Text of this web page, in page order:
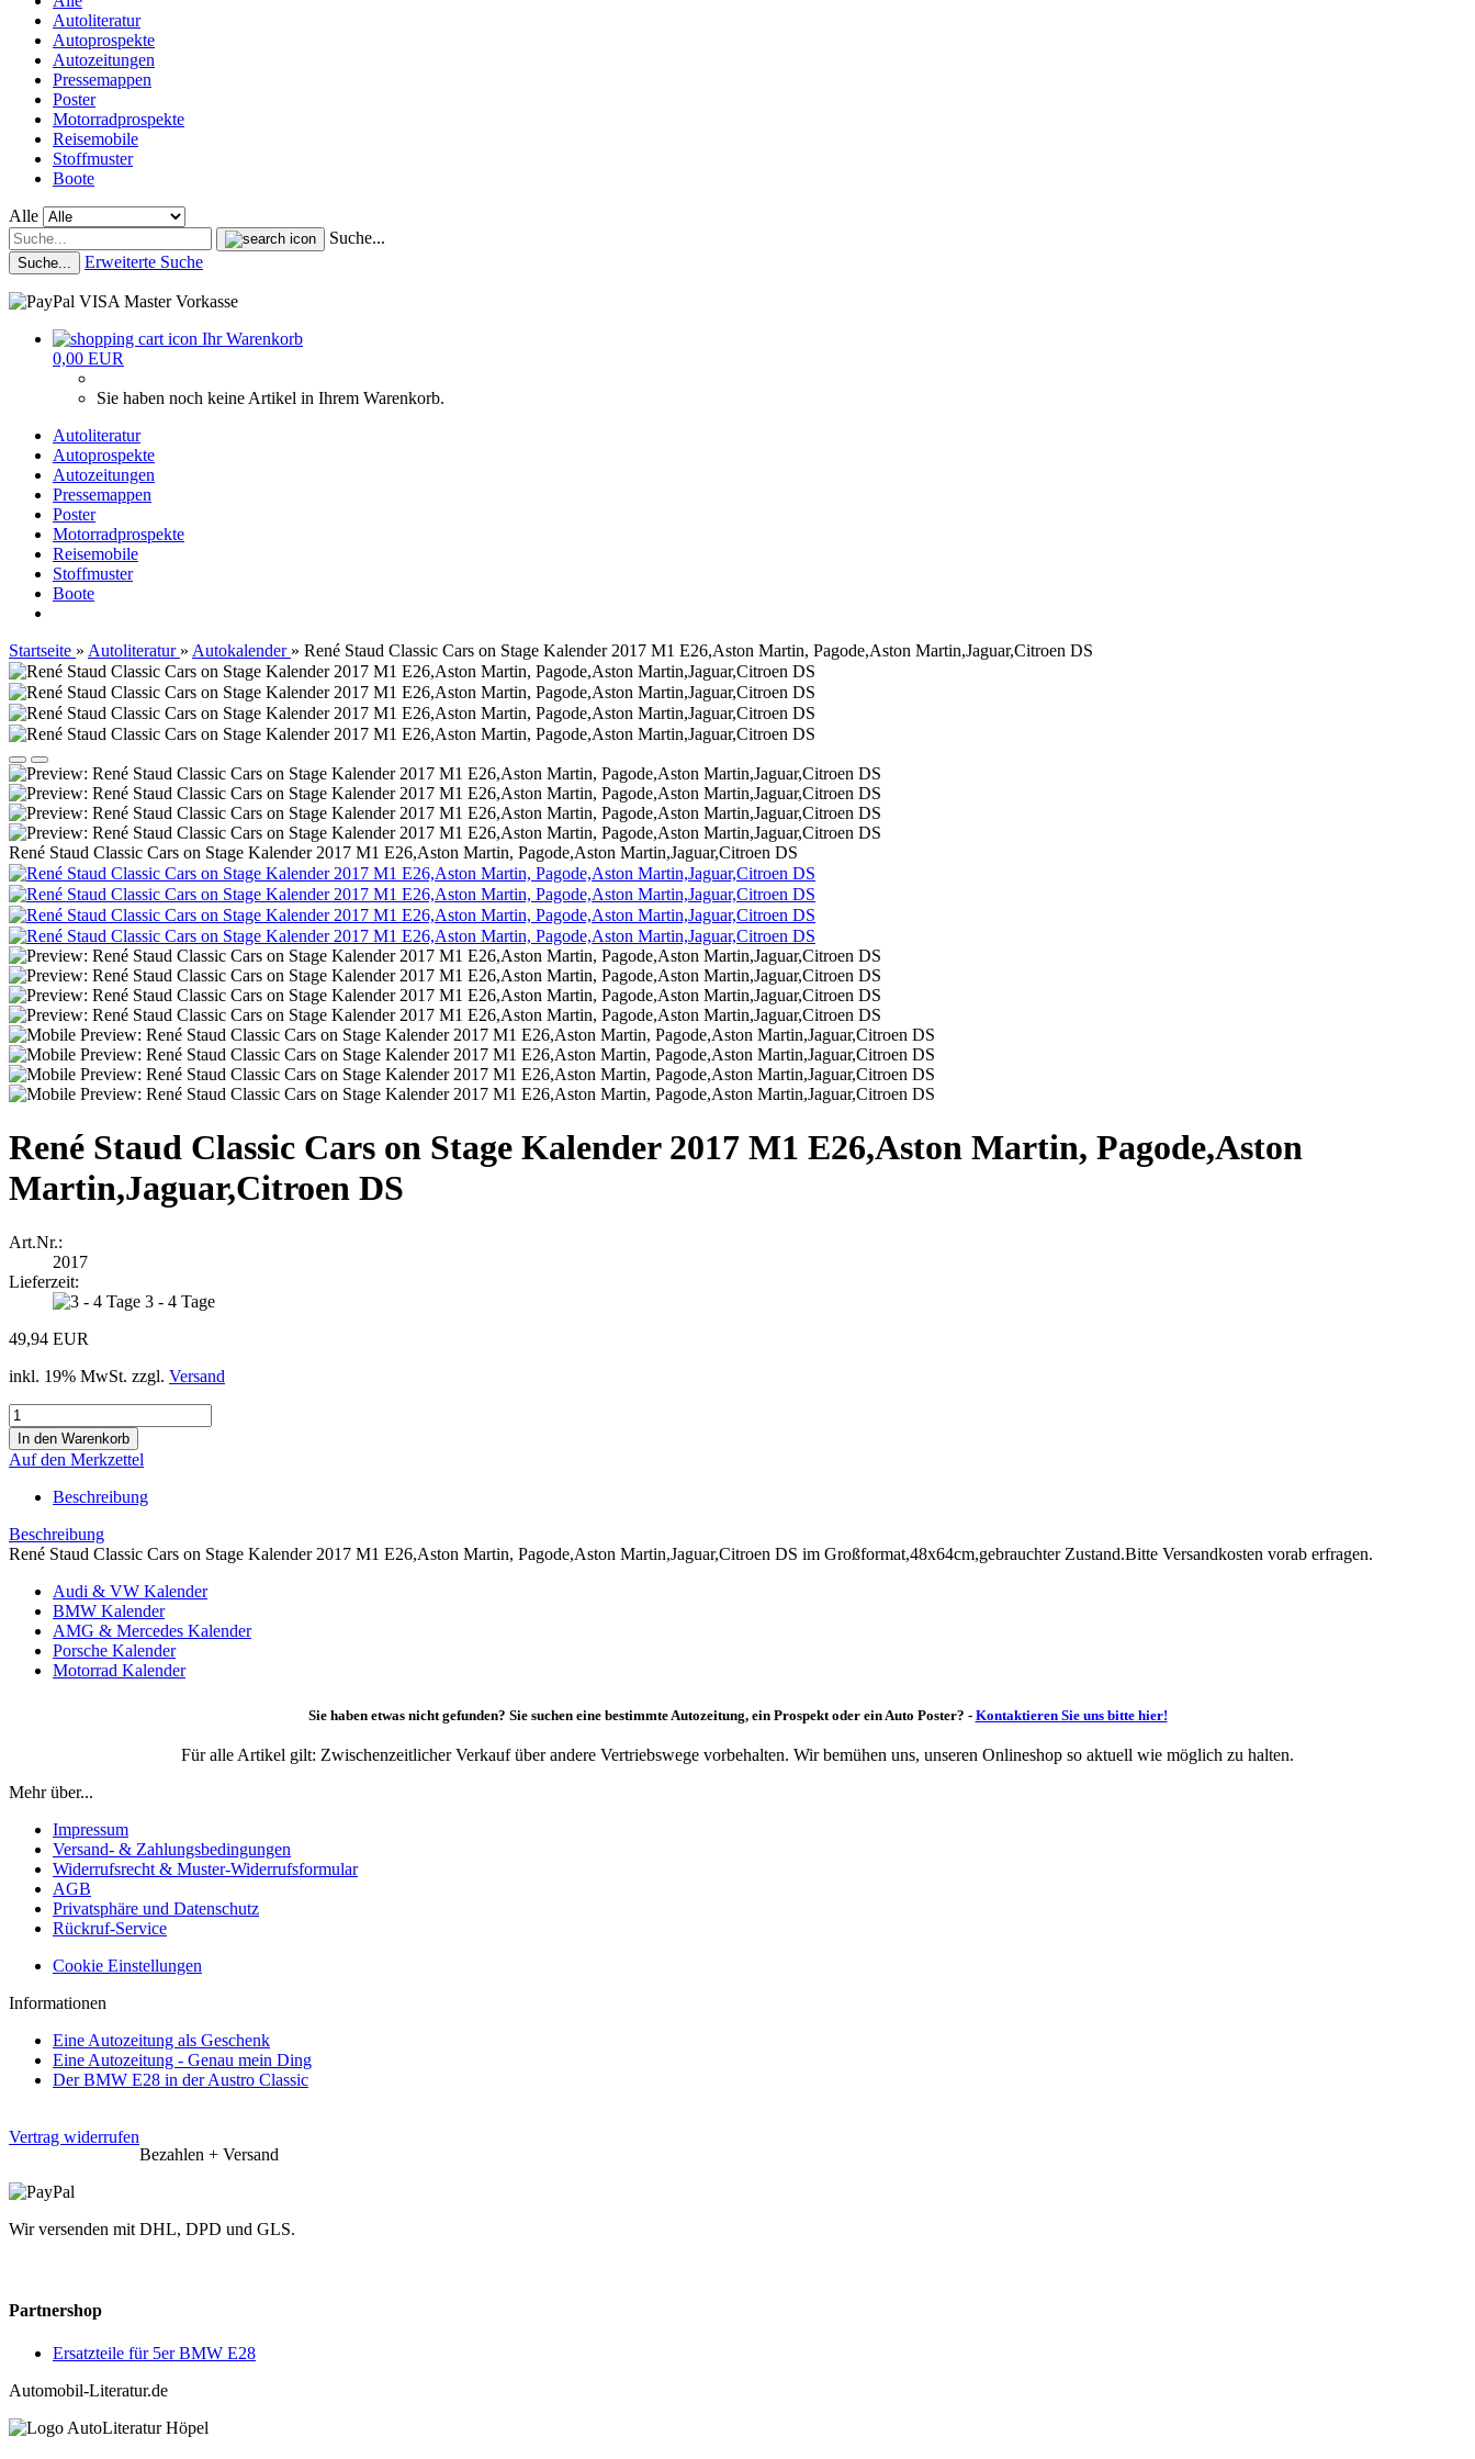
Autoliteratur
Autoprospekte
Autozeitungen
Pressemappen
Poster
Motorradprospekte
Reisemobile
Stoffmuster
Boote
Alle
Suche...
Suche... Erweiterte Suche
Ihr Warenkorb
0,00 EUR
Sie haben noch keine Artikel in Ihrem Warenkorb.
Autoliteratur
Autoprospekte
Autozeitungen
Pressemappen
Poster
Motorradprospekte
Reisemobile
Stoffmuster
Boote
Startseite » Autoliteratur » Autokalender » René Staud Classic Cars on Stage Kalender 2017 M1 E26,Aston Martin, Pagode,Aston Martin,Jaguar,Citroen DS
René Staud Classic Cars on Stage Kalender 2017 M1 E26,Aston Martin, Pagode,Aston Martin,Jaguar,Citroen DS
René Staud Classic Cars on Stage Kalender 2017 M1 E26,Aston Martin, Pagode,Aston
Martin,Jaguar,Citroen DS
Art.Nr.:
2017
Lieferzeit:
3 - 4 Tage
49,94 EUR
inkl. 19% MwSt. zzgl. Versand
Auf den Merkzettel
Beschreibung
Beschreibung
René Staud Classic Cars on Stage Kalender 2017 M1 E26,Aston Martin, Pagode,Aston Martin,Jaguar,Citroen DS im Großformat,48x64cm,gebrauchter Zustand.Bitte Versandkosten vorab erfragen.
Audi & VW Kalender
BMW Kalender
AMG & Mercedes Kalender
Porsche Kalender
Motorrad Kalender
Sie haben etwas nicht gefunden? Sie suchen eine bestimmte Autozeitung, ein Prospekt oder ein Auto Poster? - Kontaktieren Sie uns bitte hier!
Für alle Artikel gilt: Zwischenzeitlicher Verkauf über andere Vertriebswege vorbehalten. Wir bemühen uns, unseren Onlineshop so aktuell wie möglich zu halten.
Mehr über...
Impressum
Versand- & Zahlungsbedingungen
Widerrufsrecht & Muster-Widerrufsformular
AGB
Privatsphäre und Datenschutz
Rückruf-Service
Cookie Einstellungen
Informationen
Eine Autozeitung als Geschenk
Eine Autozeitung - Genau mein Ding
Der BMW E28 in der Austro Classic
Vertrag widerrufen
Bezahlen + Versand
Wir versenden mit DHL, DPD und GLS.
Partnershop
Ersatzteile für 5er BMW E28
Automobil-Literatur.de